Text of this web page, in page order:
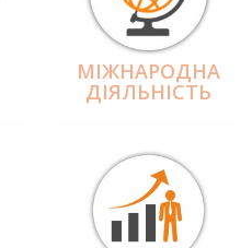
МІЖНАРОДНА
ДІЯЛЬНІCТЬ